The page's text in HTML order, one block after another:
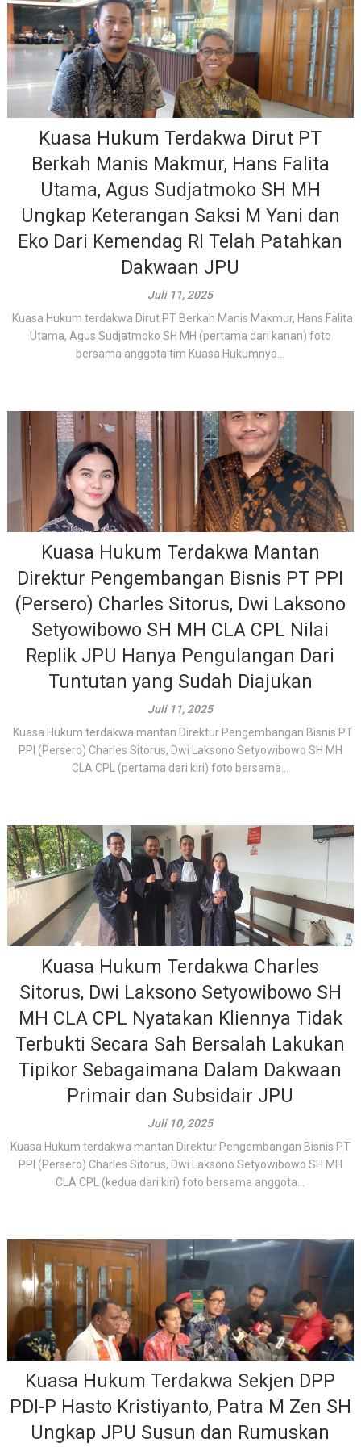
Kuasa Hukum Terdakwa Dirut PT
Berkah Manis Makmur, Hans Falita
Utama, Agus Sudjatmoko SH MH
Ungkap Keterangan Saksi M Yani dan
Eko Dari Kemendag RI Telah Patahkan
Dakwaan JPU
Juli 11, 2025
Kuasa Hukum terdakwa Dirut PT Berkah Manis Makmur, Hans Falita
Utama, Agus Sudjatmoko SH MH (pertama dari kanan) foto
bersama anggota tim Kuasa Hukumnya...
Kuasa Hukum Terdakwa Mantan
Direktur Pengembangan Bisnis PT PPI
(Persero) Charles Sitorus, Dwi Laksono
Setyowibowo SH MH CLA CPL Nilai
Replik JPU Hanya Pengulangan Dari
Tuntutan yang Sudah Diajukan
Juli 11, 2025
Kuasa Hukum terdakwa mantan Direktur Pengembangan Bisnis PT
PPI (Persero) Charles Sitorus, Dwi Laksono Setyowibowo SH MH
CLA CPL (pertama dari kiri) foto bersama...
Kuasa Hukum Terdakwa Charles
Sitorus, Dwi Laksono Setyowibowo SH
MH CLA CPL Nyatakan Kliennya Tidak
Terbukti Secara Sah Bersalah Lakukan
Tipikor Sebagaimana Dalam Dakwaan
Primair dan Subsidair JPU
Juli 10, 2025
Kuasa Hukum terdakwa mantan Direktur Pengembangan Bisnis PT
PPI (Persero) Charles Sitorus, Dwi Laksono Setyowibowo SH MH
CLA CPL (kedua dari kiri) foto bersama anggota...
Kuasa Hukum Terdakwa Sekjen DPP
PDI-P Hasto Kristiyanto, Patra M Zen SH
Ungkap JPU Susun dan Rumuskan